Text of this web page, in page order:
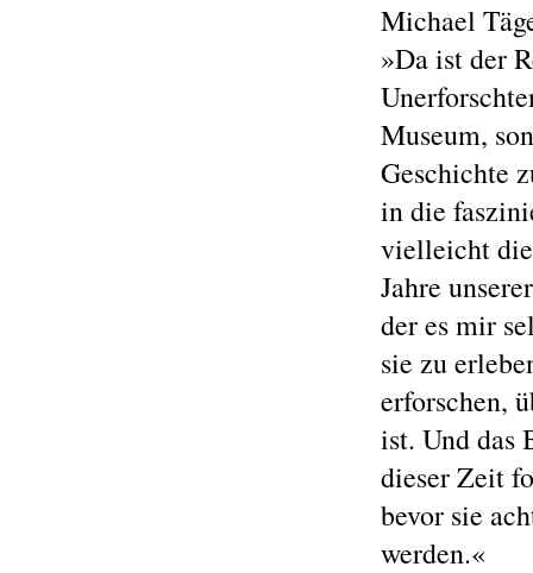
Michael
»Da ist der
Museum,
Geschichte
in die
vielleicht die
Jahre
der es mir
sie zu
erforschen,
ist. Und das
dieser Zeit
bevor sie
werden.«